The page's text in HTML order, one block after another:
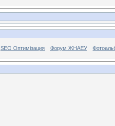
SEO Оптимізация Форум ЖНАЕУ